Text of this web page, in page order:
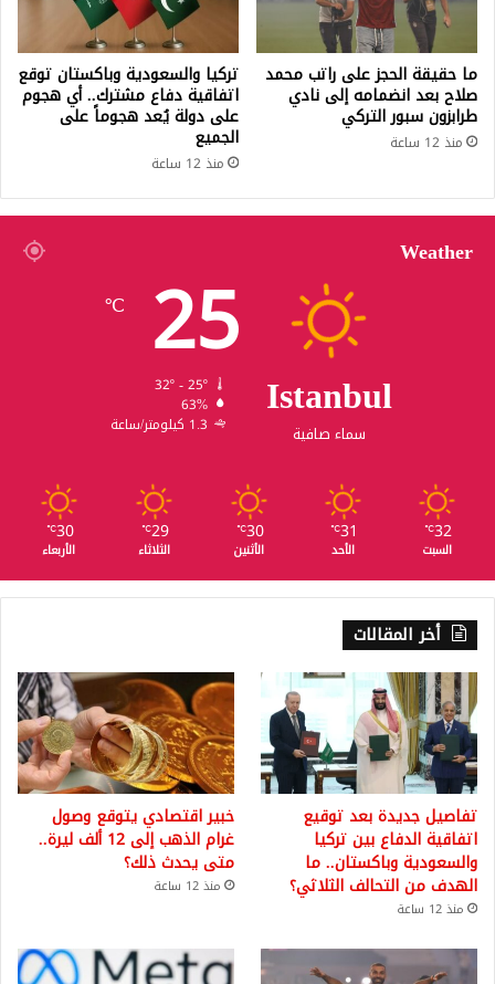
ما حقيقة الحجز على راتب محمد
صلاح بعد انضمامه إلى نادي
طرابزون سبور التركي
منذ 12 ساعة
تركيا والسعودية وباكستان توقع
اتفاقية دفاع مشترك.. أي هجوم
على دولة يُعد هجوماً على
الجميع
منذ 12 ساعة
Weather
Istanbul
سماء صافية
25
℃
32º - 25º
63%
1.3 كيلومتر/ساعة
32
℃
السبت
31
℃
الأحد
30
℃
الأثنين
29
℃
الثلاثاء
30
℃
الأربعاء
أخر المقالات
تفاصيل جديدة بعد توقيع
اتفاقية الدفاع بين تركيا
والسعودية وباكستان.. ما
الهدف من التحالف الثلاثي؟
منذ 12 ساعة
خبير اقتصادي يتوقع وصول
غرام الذهب إلى 12 ألف ليرة..
متى يحدث ذلك؟
منذ 12 ساعة